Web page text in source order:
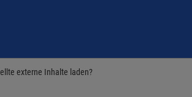
externe Inhalte laden?